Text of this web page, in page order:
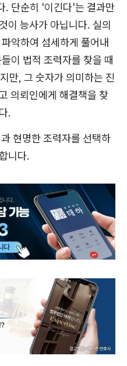
. 단순히 '이긴다'는 결과만
이 능사가 아닙니다. 실의
악하여 섬세하게 풀어내
이 법적 조력자를 찾을 때
만, 그 숫자가 의미하는 진
의뢰인에게 해결책을 찾
.
현명한 조력자를 선택하
니다.